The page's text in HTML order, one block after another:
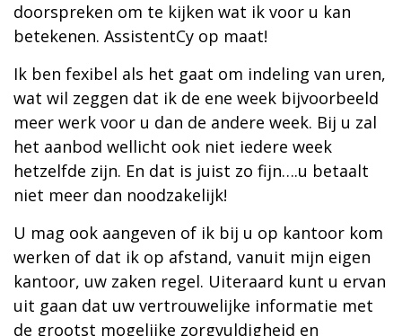
doorspreken om te kijken wat ik voor u kan
betekenen. AssistentCy op maat!
Ik ben fexibel als het gaat om indeling van uren,
wat wil zeggen dat ik de ene week bijvoorbeeld
meer werk voor u dan de andere week. Bij u zal
het aanbod wellicht ook niet iedere week
hetzelfde zijn. En dat is juist zo fijn….u betaalt
niet meer dan noodzakelijk!
U mag ook aangeven of ik bij u op kantoor kom
werken of dat ik op afstand, vanuit mijn eigen
kantoor, uw zaken regel. Uiteraard kunt u ervan
uit gaan dat uw vertrouwelijke informatie met
de grootst mogelijke zorgvuldigheid en